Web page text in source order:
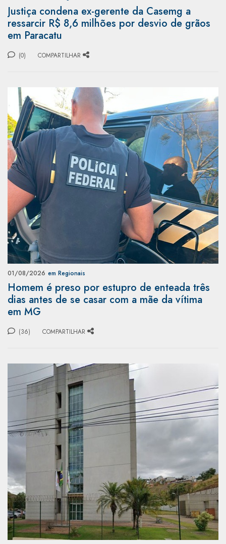
Justiça condena ex-gerente da Casemg a
ressarcir R$ 8,6 milhões por desvio de grãos
em Paracatu
(0) COMPARTILHAR
01/08/2026 em Regionais
Homem é preso por estupro de enteada três
dias antes de se casar com a mãe da vítima
em MG
(36) COMPARTILHAR